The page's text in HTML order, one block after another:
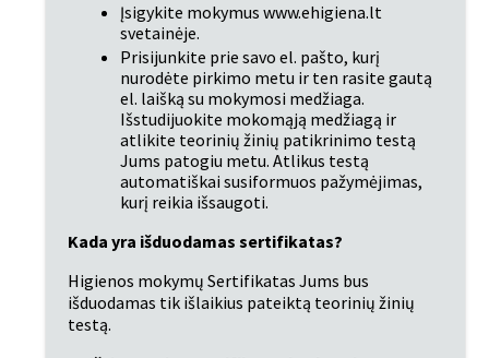
Įsigykite mokymus www.ehigiena.lt
svetainėje.
Prisijunkite prie savo el. pašto, kurį
nurodėte pirkimo metu ir ten rasite gautą
el. laišką su mokymosi medžiaga.
Išstudijuokite mokomąją medžiagą ir
atlikite teorinių žinių patikrinimo testą
Jums patogiu metu. Atlikus testą
automatiškai susiformuos pažymėjimas,
kurį reikia išsaugoti.
Kada yra išduodamas sertifikatas?
Higienos mokymų Sertifikatas Jums bus
išduodamas tik išlaikius pateiktą teorinių žinių
testą.